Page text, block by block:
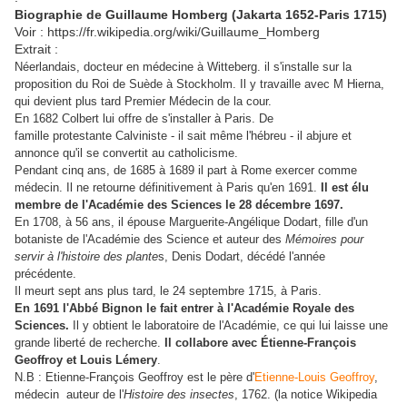
Biographie de Guillaume Homberg (Jakarta 1652-Paris 1715)
Voir : https://fr.wikipedia.org/wiki/Guillaume_Homberg
Extrait :
Néerlandais, docteur en médecine à Witteberg. il s'installe sur la
proposition du Roi de Suède à Stockholm. Il y travaille avec M Hierna,
qui devient plus tard Premier Médecin de la cour.
En 1682 Colbert lui offre de s'installer à Paris. De
famille protestante Calviniste - il sait même l'hébreu - il abjure et
annonce qu'il se convertit au catholicisme.
Pendant cinq ans, de 1685 à 1689 il part à Rome exercer comme
médecin. Il ne retourne définitivement à Paris qu'en 1691.
Il est élu
membre de l'Académie des Sciences le 28 décembre 1697.
En 1708, à 56 ans, il épouse Marguerite-Angélique Dodart, fille d'un
botaniste de l'Académie des Science et auteur des Mémoires pour
servir à l'histoire des plantes, Denis Dodart, décédé l'année
précédente.
Il meurt sept ans plus tard, le 24 septembre 1715, à Paris.
En 1691 l'Abbé Bignon le fait entrer à l'Académie Royale des
Sciences. Il y obtient le laboratoire de l'Académie, ce qui lui laisse une
grande liberté de recherche.
Il collabore avec Étienne-François
Geoffroy et Louis Lémery.
N.B : Etienne-François Geoffroy est le père d'Etienne-Louis Geoffroy,
médecin auteur de l'Histoire des insectes, 1762. (la notice Wikipedia